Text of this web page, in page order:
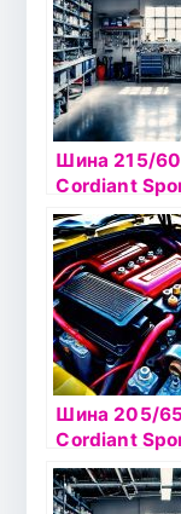
Шина 215/
Cordiant
PS-2 100V б/
Шина 205/
Cordiant
95V б/к